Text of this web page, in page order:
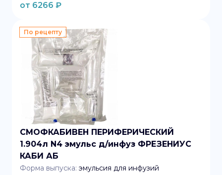
от 6266 ₽
По рецепту
СМОФКАБИВЕН ПЕРИФЕРИЧЕСКИЙ
1.904л N4 эмульс д/инфуз ФРЕЗЕНИУС
КАБИ АБ
Форма выпуска: эмульсия для инфузий